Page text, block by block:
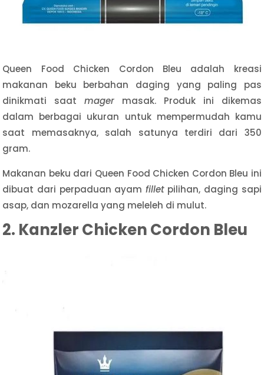
Queen Food Chicken Cordon Bleu adalah kreasi
makanan beku berbahan daging yang paling pas
dinikmati saatmager masak. Produk ini dikemas
dalam berbagai ukuran untuk mempermudah kamu
saat memasaknya, salah satunya terdiri dari 350
gram.
Makanan beku dari Queen Food Chicken Cordon Bleu ini
dibuat dari perpaduan ayam filletpilihan, daging sapi
asap, dan mozarella yang meleleh di mulut.
2. Kanzler Chicken Cordon Bleu